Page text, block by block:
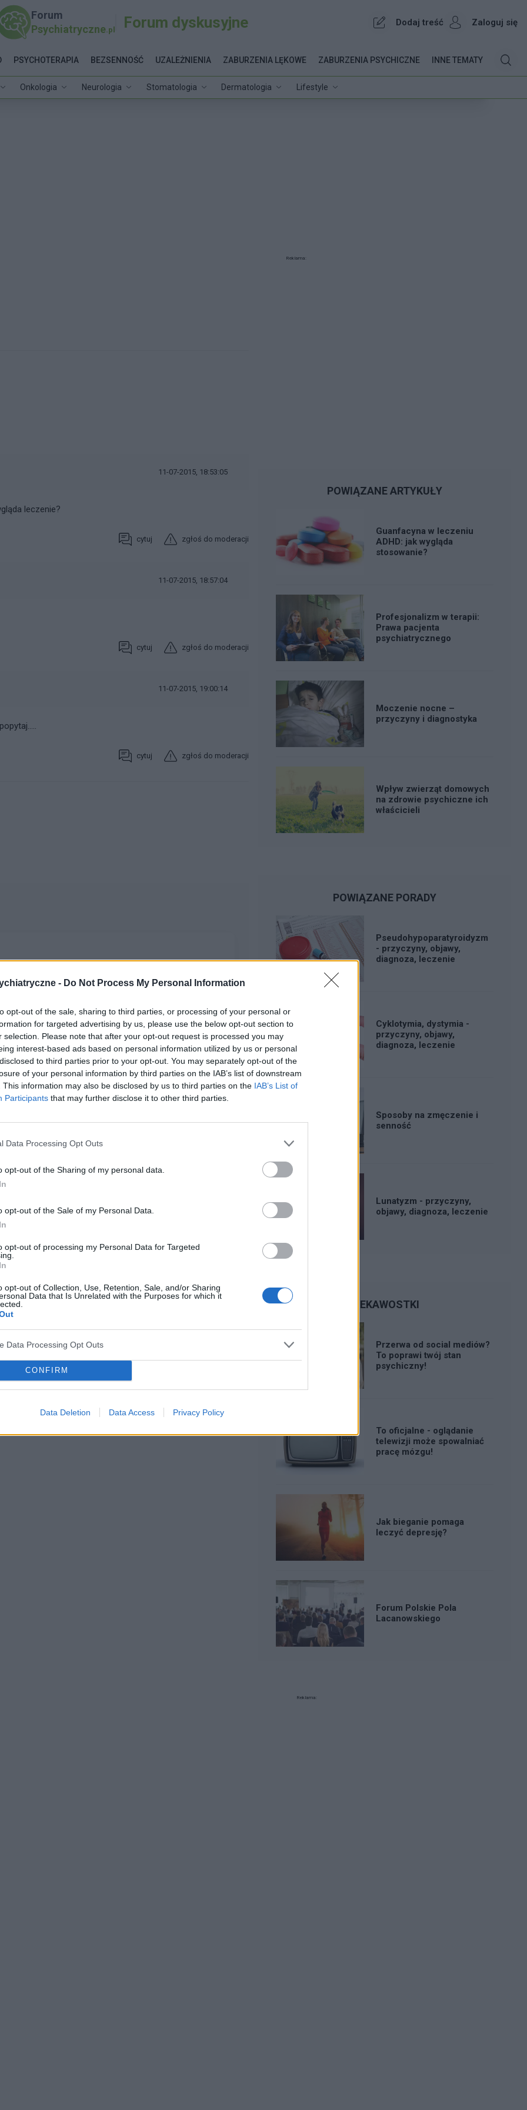
- Do Not Process My Personal Information
opt-out of the sale, sharing to third parties, or processing of your personal or
for targeted advertising by us, please use the below opt-out section to
selection. Please note that after your opt-out request is processed you may
interest-based ads based on personal information utilized by us or personal
to third parties prior to your opt-out. You may separately opt-out of the
of your personal information by third parties on the IAB’s list of downstream
This information may also be disclosed by us to third parties on the IAB’s List of
Participants that may further disclose it to other third parties.
Data Processing Opt Outs
opt-out of the Sharing of my personal data.
opt-out of the Sale of my Personal Data.
opt-out of processing my Personal Data for Targeted
opt-out of Collection, Use, Retention, Sale, and/or Sharing
Data that Is Unrelated with the Purposes for which it
Data Processing Opt Outs
CONFIRM
Data Deletion Data Access Privacy Policy
Forum
Psychiatryczne.pl Forum dyskusyjne Dodaj treść Zaloguj się
Onkologia Neurologia Stomatologia Dermatologia Lifestyle
PSYCHOTERAPIA BEZSENNOŚĆ UZALEŻNIENIA ZABURZENIA LĘKOWE ZABURZENIA PSYCHICZNE INNE TEMATY
11-07-2015, 18:53:05
leczenie?
cytuj zgłoś do moderacji
11-07-2015, 18:57:04
cytuj zgłoś do moderacji
11-07-2015, 19:00:14
cytuj zgłoś do moderacji
lekiem który pomógł mi na somatyzacje, przewlekły
się stabilnie, spokojnie i po prostu ok. Nie
lekarza który chciałby podjąć ze mną dłuższą
jakiś czas może mi to pomagać i być stosowana.
dwóch miesięcy, boję się jednak że zostanę bez leku,
powolnego odstawiania buprenorfiny szukając innego
może jakis pomysł co zrobić w takiej sytuacji ?
swojego życia. Chcę znaleźć pomoc aby
Mam 22 lata i znalazłem się w ciężkim
wszystkich bliskich którzy chcieli mi pomóc. Z
miałem szczerą rozmowę ze swoim przyjacielem i
narobiłem dużo chaosu. Do tego wchodzą
czy polecilibyście mi jakiegoś terapeutę w
istnieją jakieś możliwości budżetowe czy na NFZ to
specjaliści też są wskazani. Mimo że mam długi to
to i tak nie będzie lepiej. Przepraszam za tą
Lekarza od adhd żeby były komplet badań,
od urodzenia córki mój mąż stwierdził że
Zdiagnozowano u niego depresje czy istnieje szansa że
mnie kochać. Czy depresja może tak bardzo wpływać
nerwica
Reklama:
POWIĄZANE ARTYKUŁY
Guanfacyna w leczeniu
ADHD: jak wygląda
stosowanie?
Profesjonalizm w terapii:
Prawa pacjenta
psychiatrycznego
Moczenie nocne –
przyczyny i diagnostyka
Wpływ zwierząt domowych
na zdrowie psychiczne ich
właścicieli
POWIĄZANE PORADY
Pseudohypoparatyroidyzm
- przyczyny, objawy,
diagnoza, leczenie
Cyklotymia, dystymia -
przyczyny, objawy,
diagnoza, leczenie
Sposoby na zmęczenie i
senność
Lunatyzm - przyczyny,
objawy, diagnoza, leczenie
CIEKAWOSTKI
Przerwa od social mediów?
To poprawi twój stan
psychiczny!
To oficjalne - oglądanie
telewizji może spowalniać
pracę mózgu!
Jak bieganie pomaga
leczyć depresję?
Forum Polskie Pola
Lacanowskiego
Reklama: